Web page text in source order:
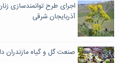
اجرای طرح توانمندسازی
آذربایجان شرقی
صنعت گل و گیاه مازندران